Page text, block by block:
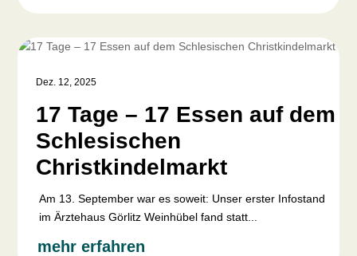
Dez. 12, 2025
17 Tage – 17 Essen auf dem
Schlesischen
Christkindelmarkt
Am 13. September war es soweit: Unser erster Infostand
im Ärztehaus Görlitz Weinhübel fand statt...
mehr erfahren